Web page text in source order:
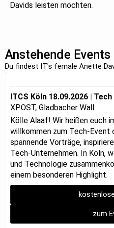
Davids leisten möchten.
Anstehende Events
Du findest IT's female Anette
ITCS Köln 18.09.2026 |
XPOST, Gladbacher Wall
Kölle Alaaf! Wir heißen euch
willkommen zum Tech-Event
spannende Vorträge,
Tech-Unternehmen. In Köln,
und Technologie
einem besonderen Highlight.
zum